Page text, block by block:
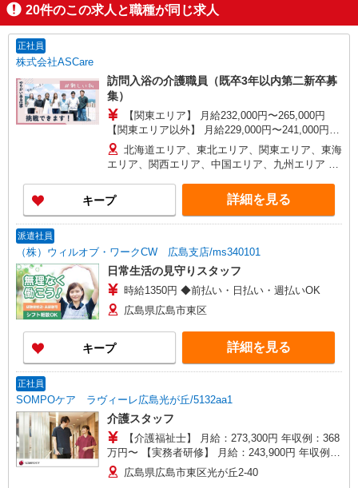
20件のこの求人と職種が同じ求人
正社員
株式会社ASCare
訪問入浴の介護職員（既卒3年以内第二新卒募
集）
【関東エリア】 月給232,000円〜265,000円
【関東エリア以外】 月給229,000円〜241,000円
※勤務地域により異なります ※地域手当含む ※交
付金手当含む ※各種手当は待遇項目を参照 ◎キャ
リアステップ年収モデル（参考値） 一般職（平均
勤続年数5年）390万円 事業所長（平均勤続年数10
年 2〜3年で所長になる人もいます！）500万円
ブロック長（平均勤続年数13年）650万円 エリア
北海道エリア、東北エリア、関東エリア、東海
エリア、関西エリア、中国エリア、九州エリア ※
属されます。 ※Ｕ・Ｉターン歓迎！会社都合によ
る異動等はございません！
キープ 詳細を見る
派遣社員
（株）ウィルオブ・ワークCW 広島支店/ms340101
日常生活の見守りスタッフ
時給1350円 ◆前払い・日払い・週払いOK
広島県広島市東区
キープ 詳細を見る
正社員
SOMPOケア ラヴィーレ広島光が丘/5132aa1
介護スタッフ
【介護福祉士】 月給：273,300円 年収例：368
万円〜 【実務者研修】 月給：243,900円 年収例：
329万円〜 【初任者研修・無資格】 月給：
234,500円 年収例：317万円〜 ※職務手当、働き
広島県広島市東区光が丘2-40